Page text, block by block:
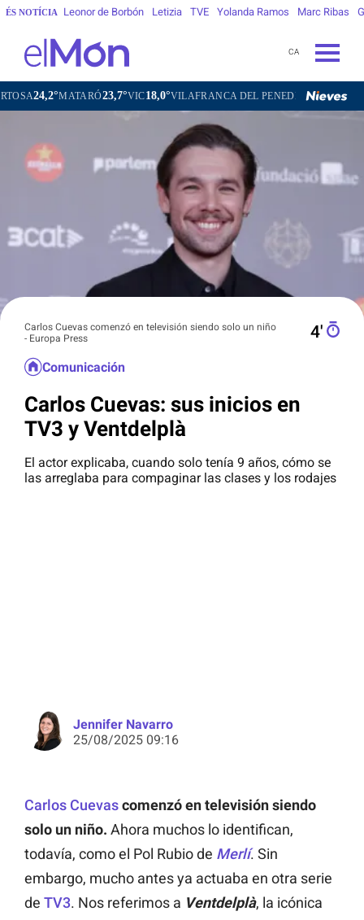
ÉS NOTÍCIA Leonor de Borbón Letizia TVE Yolanda Ramos Marc Ribas
CA
23,7°VIC18,0°VILAFRANCA DEL PENEDÈS21,2°VILANOVA I LA GELTRÚ
Carlos Cuevas comenzó en televisión siendo solo un niño
- Europa Press
4′
Comunicación
Carlos Cuevas: sus inicios en
TV3 y Ventdelplà
El actor explicaba, cuando solo tenía 9 años, cómo se
las arreglaba para compaginar las clases y los rodajes
Jennifer Navarro
25/08/2025 09:16
Carlos Cuevascomenzó en televisión siendo
solo un niño. Ahora muchos lo identifican,
todavía, como el Pol Rubio de Merlí. Sin
embargo, mucho antes ya actuaba en otra serie
de TV3. Nos referimos a Ventdelplà, la icónica